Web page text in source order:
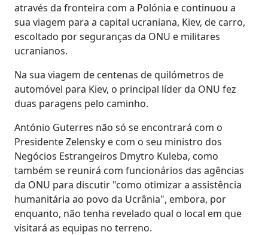
através da fronteira com a Polónia e continuou a
sua viagem para a capital ucraniana, Kiev, de carro,
escoltado por seguranças da ONU e militares
ucranianos.
Na sua viagem de centenas de quilómetros de
automóvel para Kiev, o principal líder da ONU fez
duas paragens pelo caminho.
António Guterres não só se encontrará com o
Presidente Zelensky e com o seu ministro dos
Negócios Estrangeiros Dmytro Kuleba, como
também se reunirá com funcionários das agências
da ONU para discutir "como otimizar a assistência
humanitária ao povo da Ucrânia", embora, por
enquanto, não tenha revelado qual o local em que
visitará as equipas no terreno.